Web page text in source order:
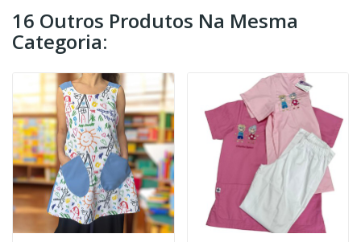
16 Outros Produtos Na Mesma
Categoria: